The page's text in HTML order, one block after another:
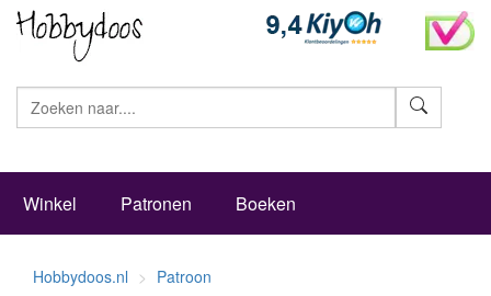
Winkel Patronen Boeken
Hobbydoos.nl Patroon